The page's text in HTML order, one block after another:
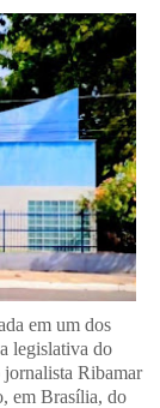
em um dos
legislativa do
jornalista Ribamar
em Brasília, do